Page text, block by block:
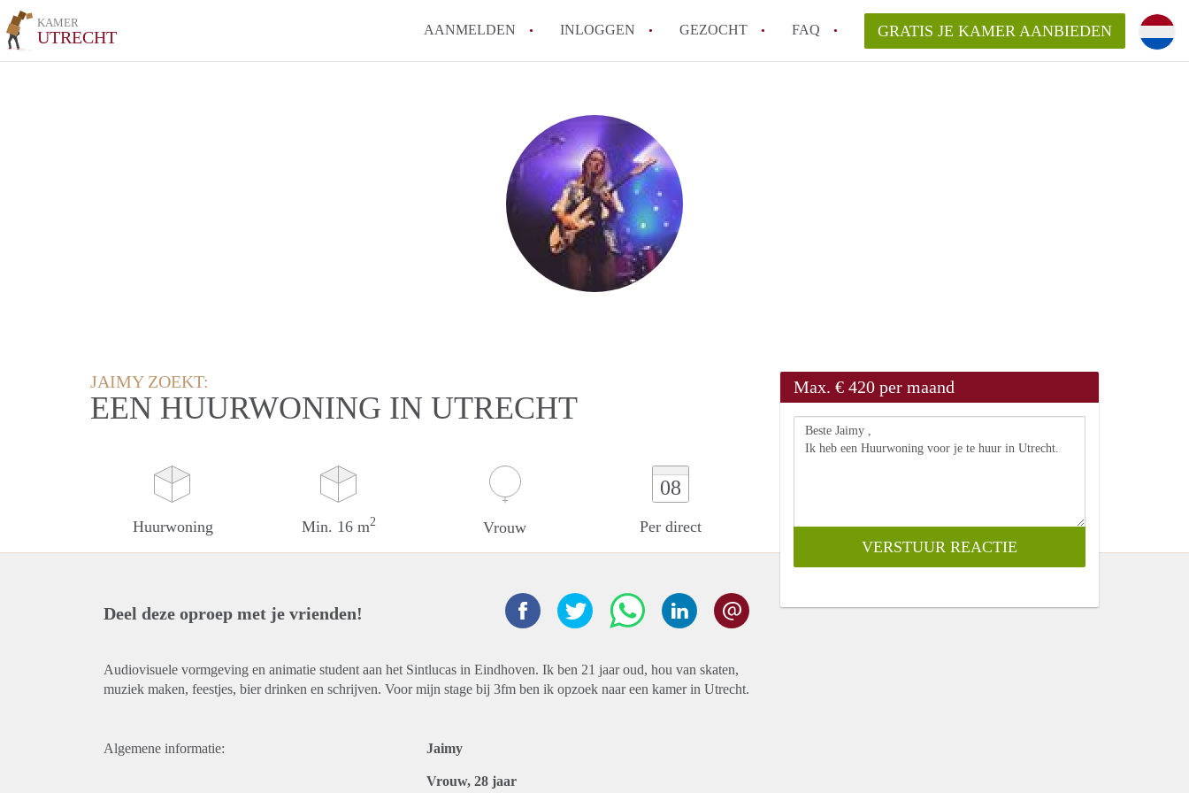
KAMER
UTRECHT AANMELDEN INLOGGEN GEZOCHT FAQ
Tips: om in Utrecht een kamer te vinden!
Hoe werkt Kamers Utrecht
How to translate KamersUtrecht!
Alle veelgestelde vragen
GRATIS JE KAMER AANBIEDEN
JAIMY ZOEKT:
EEN HUURWONING IN UTRECHT
Huurwoning Min. 16 m2 Vrouw
08
Per direct
Max. € 420 per maand
Deel deze oproep met je vrienden!
Audiovisuele vormgeving en animatie student aan het Sintlucas in Eindhoven. Ik ben 21 jaar oud, hou van skaten,
muziek maken, feestjes, bier drinken en schrijven. Voor mijn stage bij 3fm ben ik opzoek naar een kamer in Utrecht.
Algemene informatie: Jaimy
Vrouw, 28 jaar